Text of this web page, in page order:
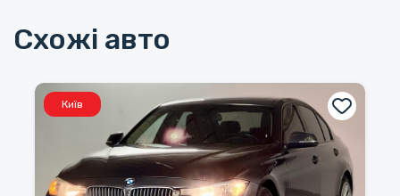
Схожі авто
Київ